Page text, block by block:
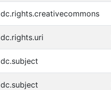
dc.rights.creativecommons
dc.rights.uri
dc.subject
dc.subject